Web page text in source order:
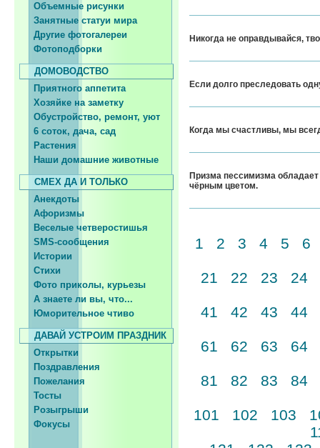
Объемные рисунки
Занятные статуи мира
Другие фотогалереи
Фотоподборки
ДОМОВОДСТВО
Приятного аппетита
Хозяйке на заметку
Обустройство, ремонт, уют
6 соток, дача, сад
Растения
Наши домашние животные
СМЕХ ДА И ТОЛЬКО
Анекдоты
Афоризмы
Веселые четверостишья
SMS-сообщения
Истории
Стихи
Фото приколы, курьезы
А знаете ли вы, что...
Юморительное чтиво
ДАВАЙ УСТРОИМ ПРАЗДНИК
Открытки
Поздравления
Пожелания
Тосты
Розыгрыши
Фокусы
Никогда не оправдывайся,
Если долго преследовать
Когда мы счастливы, мы
Призма пессимизма
чёрным цветом.
1 2 3 4 5 6
21 22 23 24
41 42 43 44
61 62 63 64
81 82 83 84
101 102 103